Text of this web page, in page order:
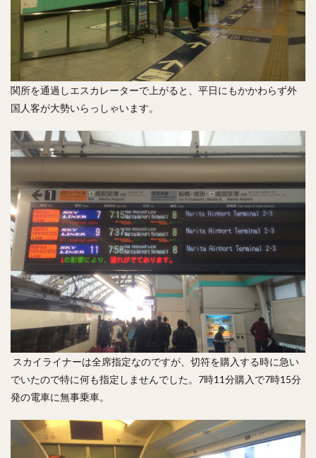
関所を通過しエスカレーターで上がると、平日にもかかわらず外
国人客が大勢いらっしゃいます。
スカイライナーは全席指定なのですが、切符を購入する時に急い
でいたので特に何も指定しませんでした。7時11分購入で7時15分
発の電車に無事乗車。